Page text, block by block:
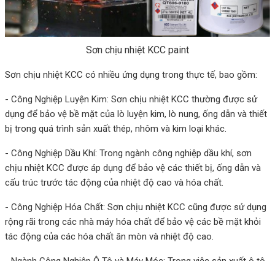
Sơn chịu nhiệt KCC paint
Sơn chịu nhiệt KCC có nhiều ứng dụng trong thực tế, bao gồm:
- Công Nghiệp Luyện Kim: Sơn chịu nhiệt KCC thường được sử
dụng để bảo vệ bề mặt của lò luyện kim, lò nung, ống dẫn và thiết
bị trong quá trình sản xuất thép, nhôm và kim loại khác.
- Công Nghiệp Dầu Khí: Trong ngành công nghiệp dầu khí, sơn
chịu nhiệt KCC được áp dụng để bảo vệ các thiết bị, ống dẫn và
cấu trúc trước tác động của nhiệt độ cao và hóa chất.
- Công Nghiệp Hóa Chất: Sơn chịu nhiệt KCC cũng được sử dụng
rộng rãi trong các nhà máy hóa chất để bảo vệ các bề mặt khỏi
tác động của các hóa chất ăn mòn và nhiệt độ cao.